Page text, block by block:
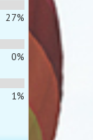
27%
0%
1%